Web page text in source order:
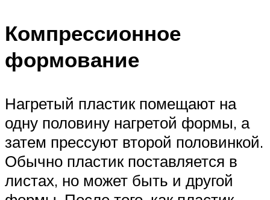
Компрессионное
формование
Нагретый пластик помещают на
одну половину нагретой формы, а
затем прессуют второй половинкой.
Обычно пластик поставляется в
листах, но может быть и другой